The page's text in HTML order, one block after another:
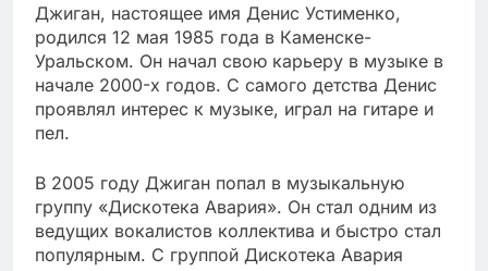
Джиган, настоящее имя Денис Устименко,
родился 12 мая 1985 года в Каменске-
Уральском. Он начал свою карьеру в музыке в
начале 2000-х годов. С самого детства Денис
проявлял интерес к музыке, играл на гитаре и
пел.
В 2005 году Джиган попал в музыкальную
группу «Дискотека Авария». Он стал одним из
ведущих вокалистов коллектива и быстро стал
популярным. С группой Дискотека Авария